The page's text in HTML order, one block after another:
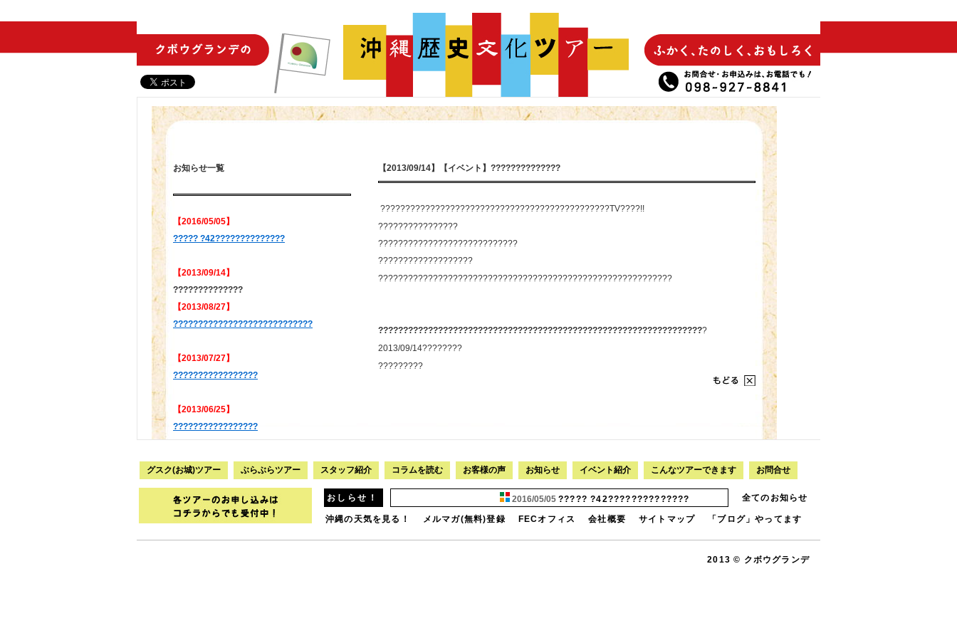
お知らせ一覧
【2016/05/05】
????? ?42??????????????
【2013/09/14】
??????????????
【2013/08/27】
????????????????????????????
【2013/07/27】
?????????????????
【2013/06/25】
?????????????????
【2013/05/10】
????????????????
【2012/05/17】
【2013/09/14】【イベント】??????????????
??????????????????????????????????????????????TV????!!
????????????????
????????????????????????????
???????????????????
???????????????????????????????????????????????????????????
??????????????????????????????????????????????????????????????????
2013/09/14????????
?????????
グスク(お城)ツアー ぶらぶらツアー スタッフ紹介 コラムを読む お客様の声 お知らせ イベント紹介 こんなツアーできます お問合せ
おしらせ！ 2016/05/05????? ?42?????????????? 全てのお知らせ
沖縄の天気を見る！ メルマガ(無料)登録 FECオフィス 会社概要 サイトマップ 「ブログ」やってます
2013 © クボウグランデ